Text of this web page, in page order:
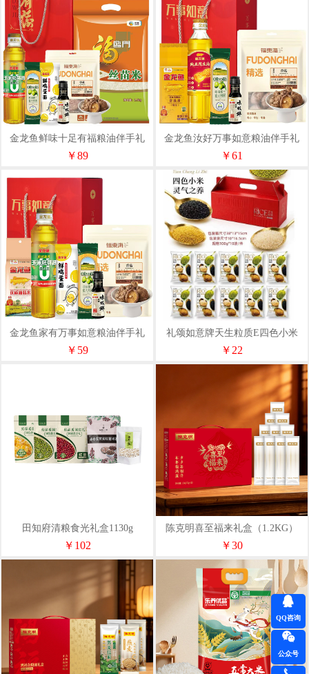
金龙鱼鲜味十足有福粮油伴手礼
￥89
金龙鱼汝好万事如意粮油伴手礼
￥61
金龙鱼家有万事如意粮油伴手礼
￥59
礼颂如意牌天生粒质E四色小米
1000克
￥22
田知府清粮食光礼盒1130g
￥102
陈克明喜至福来礼盒（1.2KG）
￥30
QQ咨询
公众号